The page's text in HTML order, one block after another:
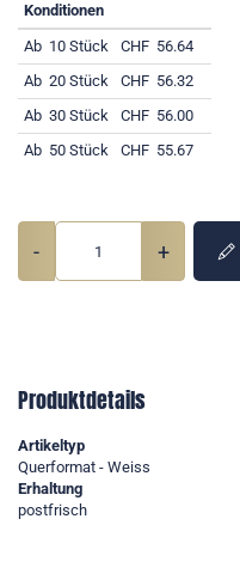
Konditionen
Ab 10 Stück CHF 56.64
Ab 20 Stück CHF 56.32
Ab 30 Stück CHF 56.00
Ab 50 Stück CHF 55.67
- +
Produktdetails
Artikeltyp
Querformat - Weiss
Erhaltung
postfrisch